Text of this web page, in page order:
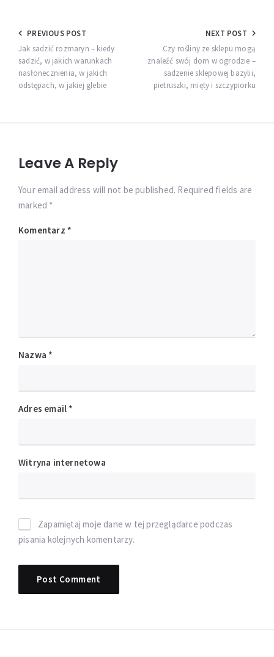
Nawigacja
wpisu
PREVIOUS POST
Jak sadzić rozmaryn – kiedy
sadzić, w jakich warunkach
nasłonecznienia, w jakich
odstępach, w jakiej glebie
NEXT POST
Czy rośliny ze sklepu mogą
znaleźć swój dom w ogrodzie –
sadzenie sklepowej bazylii,
pietruszki, mięty i szczypiorku
Leave A Reply
Your email address will not be published. Required fields are
marked *
Komentarz *
Nazwa *
Adres email *
Witryna internetowa
Zapamiętaj moje dane w tej przeglądarce podczas
pisania kolejnych komentarzy.